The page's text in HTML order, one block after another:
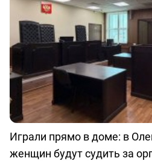
Играли прямо в доме: в
женщин будут судить за